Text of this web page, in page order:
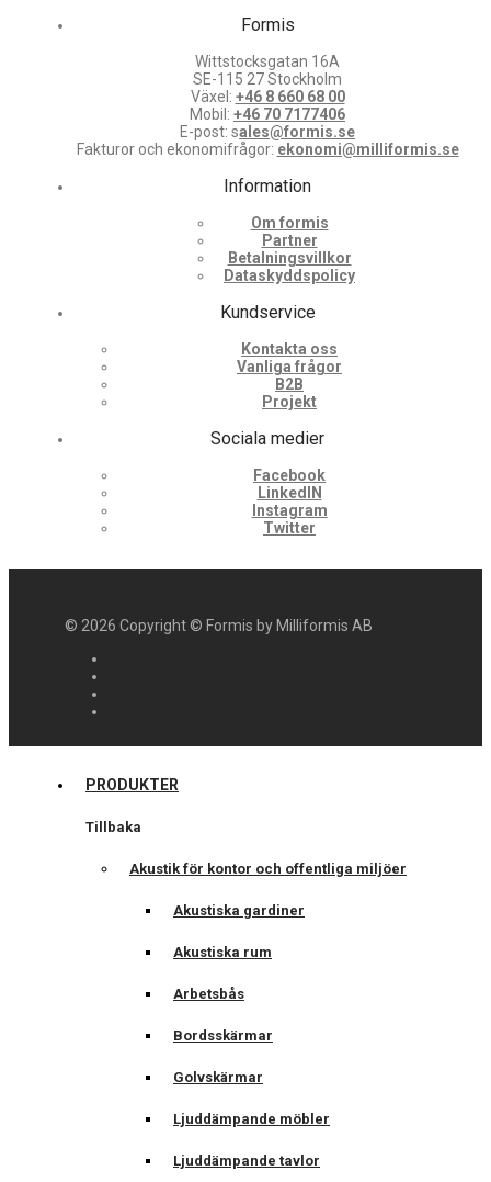
Formis
Wittstocksgatan 16A
SE-115 27 Stockholm
Växel: +46 8 660 68 00
Mobil: +46 70 7177406
E-post: sales@formis.se
Fakturor och ekonomifrågor: ekonomi@milliformis.se
Information
Om formis
Partner
Betalningsvillkor
Dataskyddspolicy
Kundservice
Kontakta oss
Vanliga frågor
B2B
Projekt
Sociala medier
Facebook
LinkedIN
Instagram
Twitter
© 2026 Copyright © Formis by Milliformis AB
PRODUKTER
Tillbaka
Akustik för kontor och offentliga miljöer
Akustiska gardiner
Akustiska rum
Arbetsbås
Bordsskärmar
Golvskärmar
Ljuddämpande möbler
Ljuddämpande tavlor